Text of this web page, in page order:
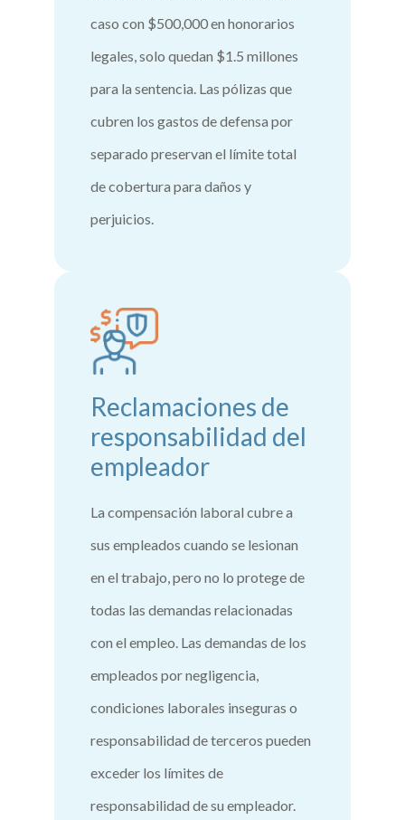
caso con $500,000 en honorarios
legales, solo quedan $1.5 millones
para la sentencia. Las pólizas que
cubren los gastos de defensa por
separado preservan el límite total
de cobertura para daños y
perjuicios.
Reclamaciones de
responsabilidad del
empleador
La compensación laboral cubre a
sus empleados cuando se lesionan
en el trabajo, pero no lo protege de
todas las demandas relacionadas
con el empleo. Las demandas de los
empleados por negligencia,
condiciones laborales inseguras o
responsabilidad de terceros pueden
exceder los límites de
responsabilidad de su empleador.